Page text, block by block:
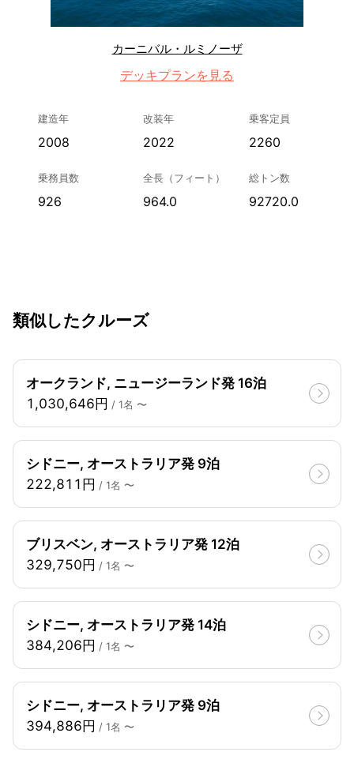
カーニバル・ルミノーザ
デッキプランを見る
建造年
2008
改装年
2022
乗客定員
2260
乗務員数
926
全長（フィート）
964.0
総トン数
92720.0
類似したクルーズ
オークランド, ニュージーランド発 16泊
1,030,646円 / 1名 〜
シドニー, オーストラリア発 9泊
222,811円 / 1名 〜
ブリスベン, オーストラリア発 12泊
329,750円 / 1名 〜
シドニー, オーストラリア発 14泊
384,206円 / 1名 〜
シドニー, オーストラリア発 9泊
394,886円 / 1名 〜